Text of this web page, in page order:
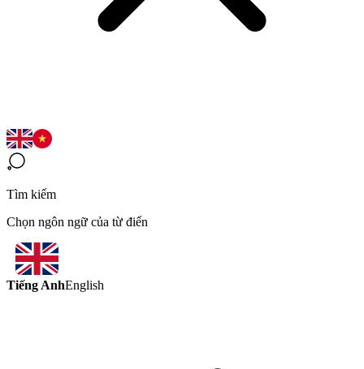
Tìm kiếm
Chọn ngôn ngữ của từ điển
Tiếng AnhEnglish